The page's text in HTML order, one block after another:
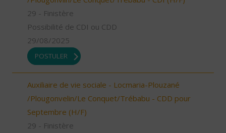
29 - Finistère
Possibilité de CDI ou CDD
29/08/2025
POSTULER
Auxiliaire de vie sociale - Locmaria-Plouzané
/Plougonvelin/Le Conquet/Trébabu - CDD pour
Septembre (H/F)
29 - Finistère